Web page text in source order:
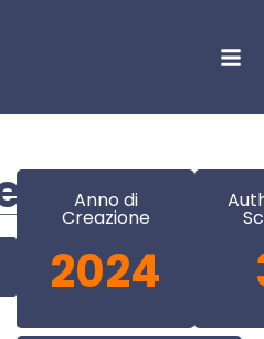
Anno di
Creazione
2024